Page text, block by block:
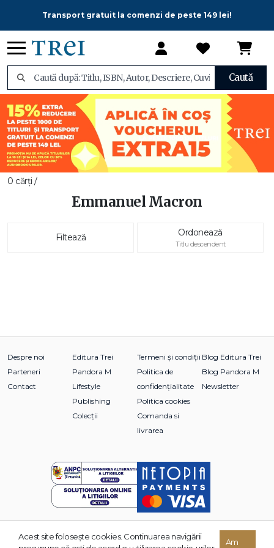
Transport gratuit la comenzi de peste 149 lei!
Caută
0 cărți /
Emmanuel Macron
Filtează Ordonează
Titlu descendent
Despre noi
Parteneri
Contact
Editura Trei
Pandora M
Lifestyle
Publishing
Colecții
Termeni și condiții
Politica de
confidențialitate
Politica cookies
Comanda si
livrarea
Blog Editura Trei
Blog Pandora M
Newsletter
© 2026 Grupul Editorial TREI. Toate drepturile rezervate.
Acest site foloseşte cookies. Continuarea navigării
Am